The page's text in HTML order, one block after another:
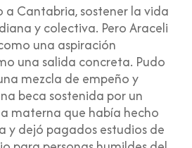
a Cantabria, sostener la vida
y colectiva. Pero Araceli
una aspiración
una salida concreta. Pudo
mezcla de empeño y
beca sostenida por un
materna que había hecho
y dejó pagados estudios de